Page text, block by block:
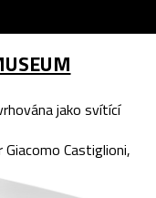
jako svítící
Castiglioni,